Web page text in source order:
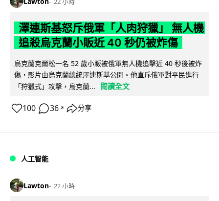
澤連斯基怒斥俄軍「人肉狩獵」 無人機
追殺烏克蘭小販近 40 秒仍被炸傷
烏克蘭克爾松一名 52 歲小販被俄軍無人機追擊近 40 秒後被炸
傷，影片由烏克蘭總統澤連斯基公開。他直斥俄軍對平民進行
「狩獵式」攻擊，烏克蘭...
閱讀全文
100 36 ↗ 分享
人工智能
Lawton 22 小時